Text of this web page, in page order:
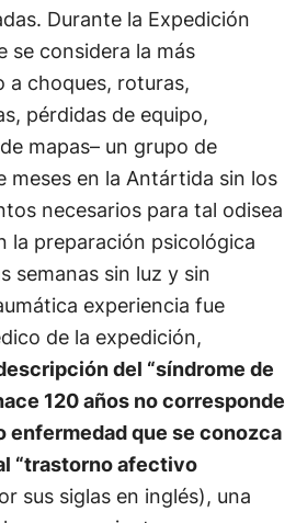
Durante la Expedición
se considera la más
a choques, roturas,
pérdidas de equipo,
mapas– un grupo de
meses en la Antártida sin los
necesarios para tal odisea
la preparación psicológica
semanas sin luz y sin
experiencia fue
de la expedición,
del “síndrome de
120 años no corresponde
enfermedad que se conozca
“trastorno afectivo
sus siglas en inglés), una